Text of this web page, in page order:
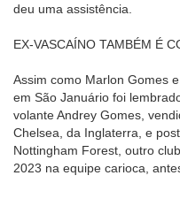
deu uma assistência.
EX-VASCAÍNO TAMBÉM É
Assim como Marlon Gomes
em São Januário foi
volante Andrey Gomes,
Chelsea, da Inglaterra, e
Nottingham Forest, outro
2023 na equipe carioca,